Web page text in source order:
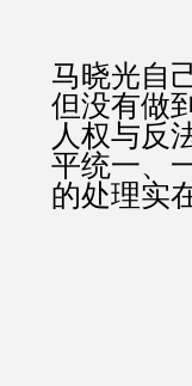
马晓光自
但没有做
人权与反
平统一、
的处理实